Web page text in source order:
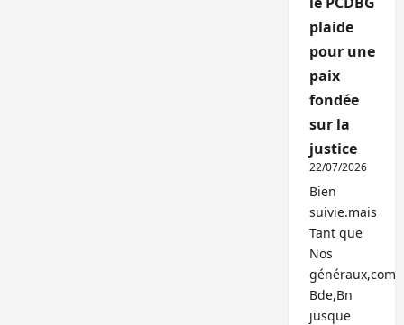
plaide
pour une
paix
fondée
sur la
justice
22/07/2026
Bien
suivie.mais
Tant que
Nos
généraux,com
Bde,Bn
jusque